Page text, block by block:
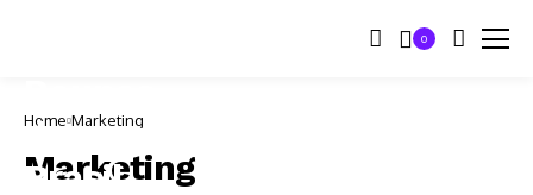
0
Home Marketing
Marketing